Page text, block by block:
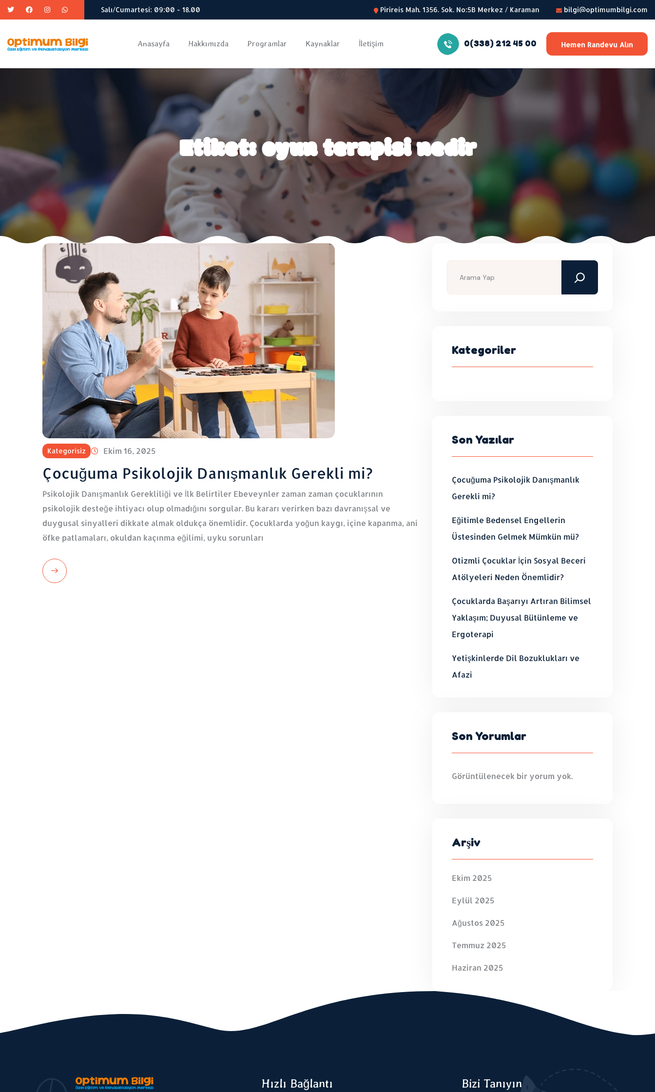
Salı/Cumartesi: 09:00 - 18.00 Pirireis Mah. 1356. Sok. No:5B Merkez / Karaman bilgi@optimumbilgi.com
Anasayfa Hakkımızda Programlar Kaynaklar İletişim 0(338) 212 45 00 Hemen Randevu Alın
Etiket:oyun terapisi nedir
Kategorisiz Ekim 16, 2025
Çocuğuma Psikolojik Danışmanlık Gerekli mi?
Psikolojik Danışmanlık Gerekliliği ve İlk Belirtiler Ebeveynler zaman zaman çocuklarının
psikolojik desteğe ihtiyacı olup olmadığını sorgular. Bu kararı verirken bazı davranışsal ve
duygusal sinyalleri dikkate almak oldukça önemlidir. Çocuklarda yoğun kaygı, içine kapanma, ani
öfke patlamaları, okuldan kaçınma eğilimi, uyku sorunları
Read
Kategoriler
Son Yazılar
Çocuğuma Psikolojik Danışmanlık
Gerekli mi?
Eğitimle Bedensel Engellerin
Üstesinden Gelmek Mümkün mü?
Otizmli Çocuklar İçin Sosyal Beceri
Atölyeleri Neden Önemlidir?
Çocuklarda Başarıyı Artıran Bilimsel
Yaklaşım; Duyusal Bütünleme ve
Ergoterapi
Yetişkinlerde Dil Bozuklukları ve
Afazi
Son Yorumlar
Görüntülenecek bir yorum yok.
Arşiv
Ekim 2025
Eylül 2025
Ağustos 2025
Temmuz 2025
Haziran 2025
Hızlı Bağlantı Bizi Tanıyın